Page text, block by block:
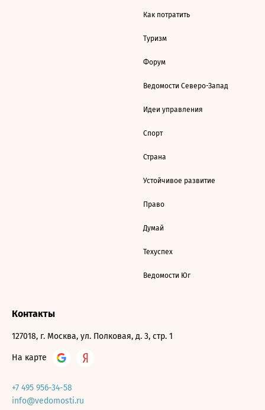
Как потратить
Туризм
Форум
Ведомости Северо-Запад
Идеи управления
Спорт
Страна
Устойчивое развитие
Право
Думай
Техуспех
Ведомости Юг
Контакты
127018, г. Москва, ул. Полковая, д. 3, стр. 1
На карте
+7 495 956-34-58
info@vedomosti.ru